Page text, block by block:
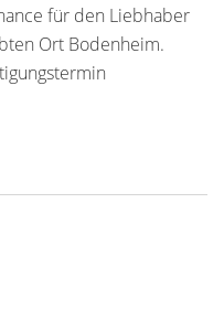
für den Liebhaber
Ort Bodenheim.